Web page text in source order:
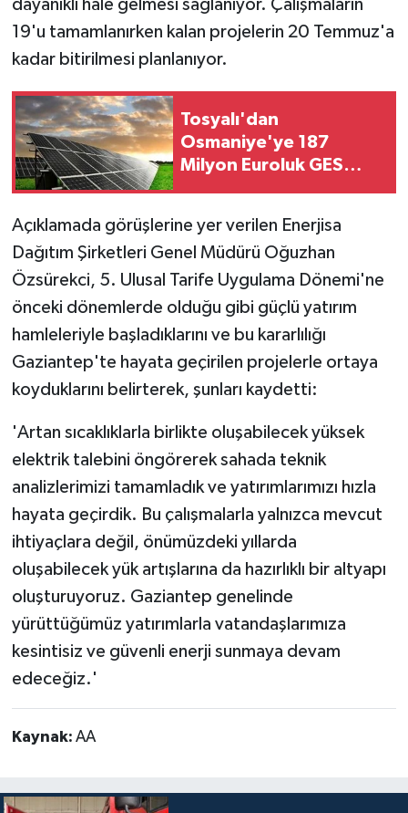
dayanıklı hale gelmesi sağlanıyor. Çalışmaların
19'u tamamlanırken kalan projelerin 20 Temmuz'a
kadar bitirilmesi planlanıyor.
Tosyalı'dan
Osmaniye'ye 187
Milyon Euroluk GES
Açıklamada görüşlerine yer verilen Enerjisa
Dağıtım Şirketleri Genel Müdürü Oğuzhan
Özsürekci, 5. Ulusal Tarife Uygulama Dönemi'ne
önceki dönemlerde olduğu gibi güçlü yatırım
hamleleriyle başladıklarını ve bu kararlılığı
Gaziantep'te hayata geçirilen projelerle ortaya
koyduklarını belirterek, şunları kaydetti:
'Artan sıcaklıklarla birlikte oluşabilecek yüksek
elektrik talebini öngörerek sahada teknik
analizlerimizi tamamladık ve yatırımlarımızı hızla
hayata geçirdik. Bu çalışmalarla yalnızca mevcut
ihtiyaçlara değil, önümüzdeki yıllarda
oluşabilecek yük artışlarına da hazırlıklı bir altyapı
oluşturuyoruz. Gaziantep genelinde
yürüttüğümüz yatırımlarla vatandaşlarımıza
kesintisiz ve güvenli enerji sunmaya devam
edeceğiz.'
Kaynak: AA